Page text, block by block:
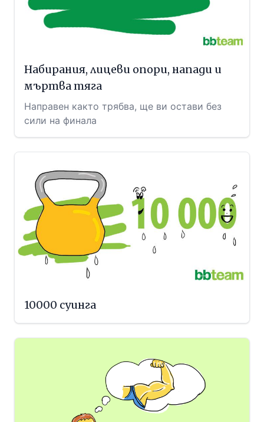
Набирания, лицеви опори, напади и
мъртва тяга
Направен както трябва, ще ви остави без
сили на финала
10000 суинга